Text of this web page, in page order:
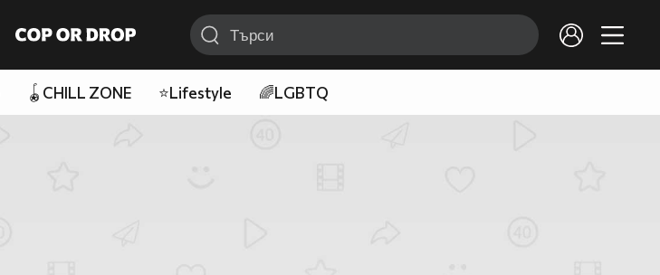
🪀CHILL ZONE ⭐Lifestyle 🌈LGBTQ